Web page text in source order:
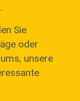
Sie
oder
unsere